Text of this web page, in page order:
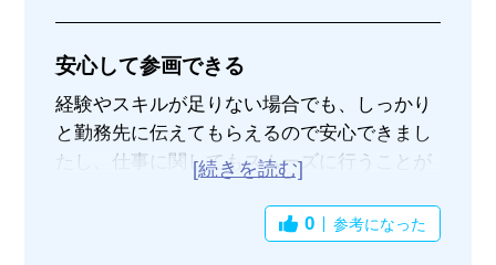
安心して参画できる
経験やスキルが足りない場合でも、しっかり
と勤務先に伝えてもらえるので安心できまし
たし、仕事に関してもスムーズに行うことが
また、事前のすり合わせがきちんとできてい
るので、やはり安心できました。
0 参考になった